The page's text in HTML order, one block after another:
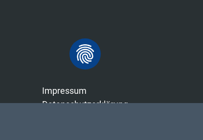
Impressum
Datenschutzerklärung